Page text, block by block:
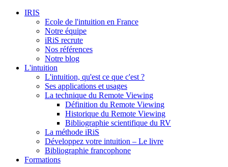
IRIS
Ecole de l'intuition en France
Notre équipe
iRiS recrute
Nos références
Notre blog
L'intuition
L'intuition, qu'est ce que c'est ?
Ses applications et usages
La technique du Remote Viewing
Définition du Remote Viewing
Historique du Remote Viewing
Bibliographie scientifique du RV
La méthode iRiS
Développez votre intuition – Le livre
Bibliographie francophone
Formations